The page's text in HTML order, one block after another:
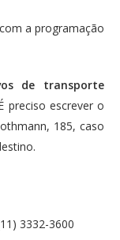
a programação
de transporte
preciso escrever o
185, caso
3332-3600